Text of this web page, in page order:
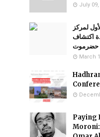
July 09,
لمركز
اكتشاف
حضرموت
March
Paying